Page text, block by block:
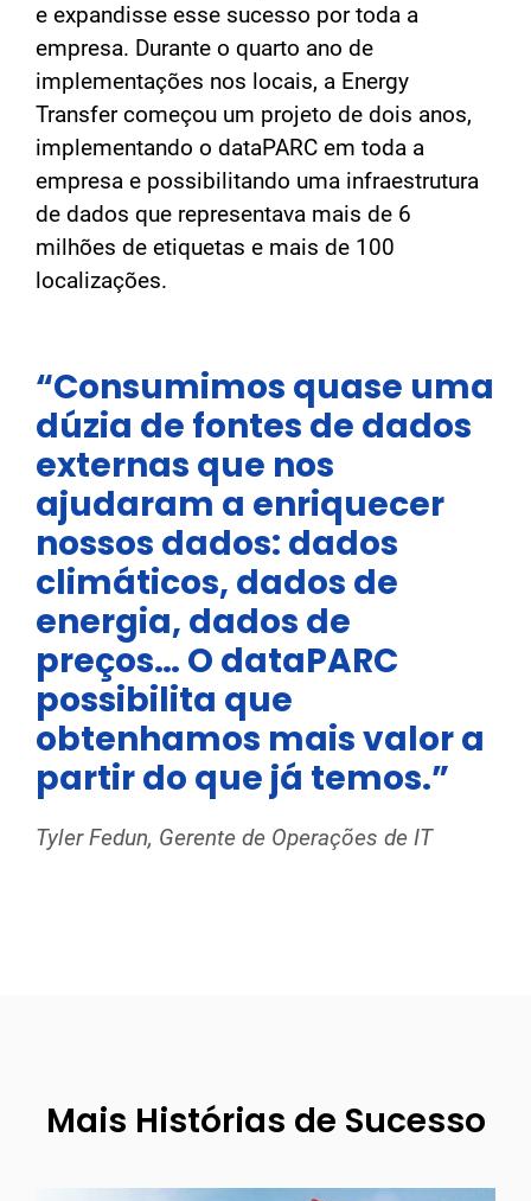
e expandisse esse sucesso por toda a
empresa. Durante o quarto ano de
implementações nos locais, a Energy
Transfer começou um projeto de dois anos,
implementando o dataPARC em toda a
empresa e possibilitando uma infraestrutura
de dados que representava mais de 6
milhões de etiquetas e mais de 100
localizações.
“Consumimos quase uma
dúzia de fontes de dados
externas que nos
ajudaram a enriquecer
nossos dados: dados
climáticos, dados de
energia, dados de
preços… O dataPARC
possibilita que
obtenhamos mais valor a
partir do que já temos.”
Tyler Fedun, Gerente de Operações de IT
Mais Histórias de Sucesso